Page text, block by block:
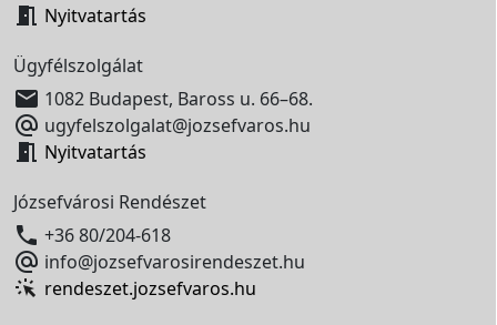
 Nyitvatartás
Ügyfélszolgálat
 1082 Budapest, Baross u. 66–68.
 ugyfelszolgalat@jozsefvaros.hu
 Nyitvatartás
Józsefvárosi Rendészet
 +36 80/204-618
 info@jozsefvarosirendeszet.hu
rendeszet.jozsefvaros.hu